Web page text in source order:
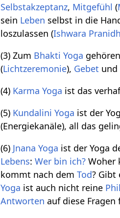
Selbstakzeptanz, Mitgefühl (
sein Leben selbst in die
loszulassen (Ishwara
(3) Zum Bhakti Yoga gehören
(Lichtzeremonie), Gebet
(4) Karma Yoga ist das
(5) Kundalini Yoga ist der
(Energiekanäle), all das
(6) Jnana Yoga ist der Yoga
Lebens:Wer bin ich? Woher
kommt nach demTod? Gibt
Yoga ist auch nicht reine
Antworten auf diese Fragen